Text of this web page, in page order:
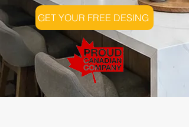
GET YOUR FREE DESING